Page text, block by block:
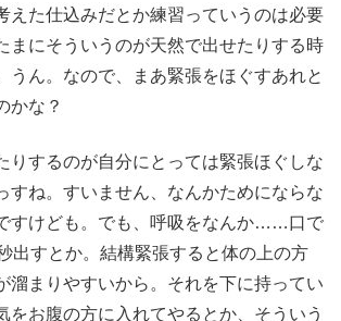
えた仕込みだとか練習っていうのは必要
まにそういうのが天然で出せたりする時
うん。なので、まあ緊張をほぐすあれと
かな？
りするのが自分にとっては緊張ほぐしな
すね。すいません、なんかためにならな
すけども。でも、呼吸をなんか……口で
出すとか。結構緊張すると体の上の方
溜まりやすいから。それを下に持ってい
をお腹の方に入れてやるとか、そういう